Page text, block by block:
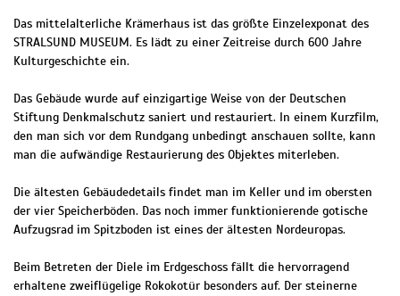
Das mittelalterliche Krämerhaus ist das größte Einzelexponat des
STRALSUND MUSEUM. Es lädt zu einer Zeitreise durch 600 Jahre
Kulturgeschichte ein.
Das Gebäude wurde auf einzigartige Weise von der Deutschen
Stiftung Denkmalschutz saniert und restauriert. In einem Kurzfilm,
den man sich vor dem Rundgang unbedingt anschauen sollte, kann
man die aufwändige Restaurierung des Objektes miterleben.
Die ältesten Gebäudedetails findet man im Keller und im obersten
der vier Speicherböden. Das noch immer funktionierende gotische
Aufzugsrad im Spitzboden ist eines der ältesten Nordeuropas.
Beim Betreten der Diele im Erdgeschoss fällt die hervorragend
erhaltene zweiflügelige Rokokotür besonders auf. Der steinerne